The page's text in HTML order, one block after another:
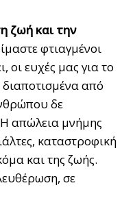
ζωή και την
φτιαγμένοι
ευχές μας για το
από
δε
απώλεια μνήμης
καταστροφική
και της ζωής.
σε